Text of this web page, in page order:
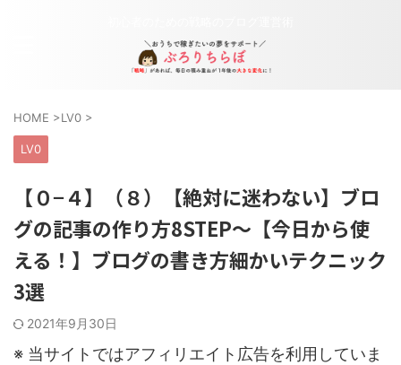
HOME >LV0 >
LV0
【０−４】（８）【絶対に迷わない】ブロ
グの記事の作り方8STEP〜【今日から使
える！】ブログの書き方細かいテクニック
3選
2021年9月30日
※ 当サイトではアフィリエイト広告を利用していま